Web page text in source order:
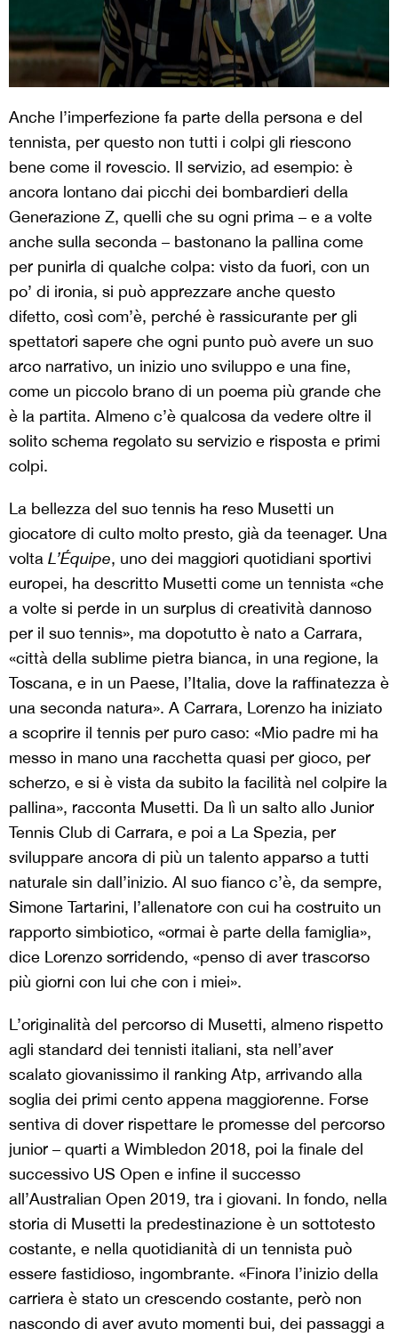
Anche l’imperfezione fa parte della persona e del
tennista, per questo non tutti i colpi gli riescono
bene come il rovescio. Il servizio, ad esempio: è
ancora lontano dai picchi dei bombardieri della
Generazione Z, quelli che su ogni prima – e a volte
anche sulla seconda – bastonano la pallina come
per punirla di qualche colpa: visto da fuori, con un
po’ di ironia, si può apprezzare anche questo
difetto, così com’è, perché è rassicurante per gli
spettatori sapere che ogni punto può avere un suo
arco narrativo, un inizio uno sviluppo e una fine,
come un piccolo brano di un poema più grande che
è la partita. Almeno c’è qualcosa da vedere oltre il
solito schema regolato su servizio e risposta e primi
colpi.
La bellezza del suo tennis ha reso Musetti un
giocatore di culto molto presto, già da teenager. Una
volta L’Équipe, uno dei maggiori quotidiani sportivi
europei, ha descritto Musetti come un tennista «che
a volte si perde in un surplus di creatività dannoso
per il suo tennis», ma dopotutto è nato a Carrara,
«città della sublime pietra bianca, in una regione, la
Toscana, e in un Paese, l’Italia, dove la raffinatezza è
una seconda natura». A Carrara, Lorenzo ha iniziato
a scoprire il tennis per puro caso: «Mio padre mi ha
messo in mano una racchetta quasi per gioco, per
scherzo, e si è vista da subito la facilità nel colpire la
pallina», racconta Musetti. Da lì un salto allo Junior
Tennis Club di Carrara, e poi a La Spezia, per
sviluppare ancora di più un talento apparso a tutti
naturale sin dall’inizio. Al suo fianco c’è, da sempre,
Simone Tartarini, l’allenatore con cui ha costruito un
rapporto simbiotico, «ormai è parte della famiglia»,
dice Lorenzo sorridendo, «penso di aver trascorso
più giorni con lui che con i miei».
L’originalità del percorso di Musetti, almeno rispetto
agli standard dei tennisti italiani, sta nell’aver
scalato giovanissimo il ranking Atp, arrivando alla
soglia dei primi cento appena maggiorenne. Forse
sentiva di dover rispettare le promesse del percorso
junior – quarti a Wimbledon 2018, poi la finale del
successivo US Open e infine il successo
all’Australian Open 2019, tra i giovani. In fondo, nella
storia di Musetti la predestinazione è un sottotesto
costante, e nella quotidianità di un tennista può
essere fastidioso, ingombrante. «Finora l’inizio della
carriera è stato un crescendo costante, però non
nascondo di aver avuto momenti bui, dei passaggi a